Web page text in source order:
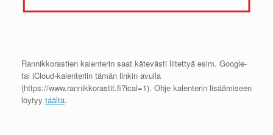
Rannikkorastien kalenterin saat kätevästi liitettyä esim. Google-
tai iCloud-kalenteriin tämän linkin avulla
(https://www.rannikkorastit.fi?ical=1). Ohje kalenterin lisäämiseen
löytyy täältä.